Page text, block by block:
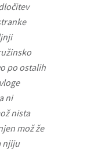
po ostalih
ni
nista
mož že
njiju